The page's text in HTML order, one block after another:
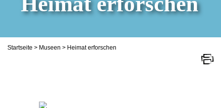
Startseite > Museen > Heimat erforschen